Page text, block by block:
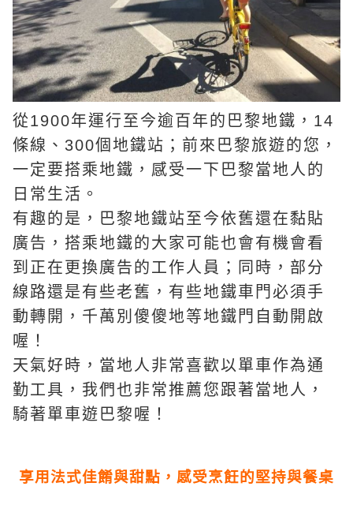
從1900年運行至今逾百年的巴黎地鐵，14
條線、300個地鐵站；前來巴黎旅遊的您，
一定要搭乘地鐵，感受一下巴黎當地人的
日常生活。
有趣的是，巴黎地鐵站至今依舊還在黏貼
廣告，搭乘地鐵的大家可能也會有機會看
到正在更換廣告的工作人員；同時，部分
線路還是有些老舊，有些地鐵車門必須手
動轉開，千萬別傻傻地等地鐵門自動開啟
喔！
天氣好時，當地人非常喜歡以單車作為通
勤工具，我們也非常推薦您跟著當地人，
騎著單車遊巴黎喔！
享用法式佳餚與甜點，感受烹飪的堅持與餐桌